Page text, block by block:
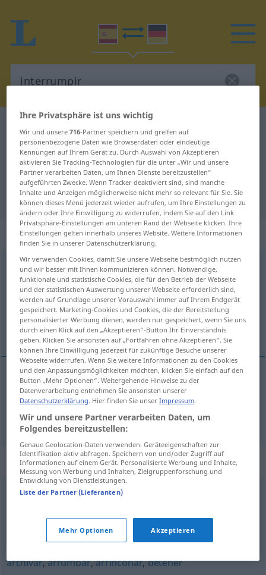
Spanisch-Deutsch Übersetzung für
"interrumpir"
"interrumpir" Deutsch Übersetzung
„interrumpir“: verbo transitivo
interrumpir [intɛrrumˈpir]v/t
Übersicht aller Übersetzungen
(Für mehr Details die Übersetzung anklicken/antippen)
unterbrechen, abbrechen
unterbrechen interrumpir
abbrechen interrumpir viaje
Synonyme für "interrumpir"
detener,parar,contener ,impedir,frenar
archivar,arrumbar,arrinconar,detener
Ihre Privatsphäre ist uns wichtig
Wir und unsere716-Partner speichern und greifen auf
personenbezogene Daten wie Browserdaten oder eindeutige
Kennungen auf Ihrem Gerät zu. Durch Auswahl von Akzeptieren
aktivieren Sie Tracking-Technologien für die unter „Wir und unsere
Partner verarbeiten Daten, um Ihnen Dienste bereitzustellen“
aufgeführten Zwecke. Wenn Tracker deaktiviert sind, sind manche
Inhalte und Anzeigen möglicherweise nicht mehr so relevant für Sie. Sie
können dieses Menü jederzeit wieder aufrufen, um Ihre Einstellungen zu
ändern oder Ihre Einwilligung zu widerrufen, indem Sie auf den Link
Privatsphäre-Einstellungen am unteren Rand der Webseite klicken. Ihre
Einstellungen gelten innerhalb unseres Website. Weitere Informationen
finden Sie in unserer Datenschutzerklärung.
Wir verwenden Cookies, damit Sie unsere Webseite bestmöglich nutzen
und wir besser mit Ihnen kommunizieren können. Notwendige,
funktionale und statistische Cookies, die für den Betrieb der Webseite
und der statistischen Auswertung unserer Webseite erforderlich sind,
werden auf Grundlage unserer Vorauswahl immer auf Ihrem Endgerät
gespeichert. Marketing-Cookies und Cookies, die der Bereitstellung
personalisierter Werbung dienen, werden nur gespeichert, wenn Sie uns
durch einen Klick auf den „Akzeptieren“-Button Ihr Einverständnis
geben. Klicken Sie ansonsten auf „Fortfahren ohne Akzeptieren“. Sie
können Ihre Einwilligung jederzeit für zukünftige Besuche unserer
Webseite widerrufen. Wenn Sie weitere Informationen zu den Cookies
und den Anpassungsmöglichkeiten möchten, klicken Sie einfach auf den
Button „Mehr Optionen“. Weitergehende Hinweise zu der
Datenverarbeitung entnehmen Sie ansonsten unserer
Datenschutzerklärung. Hier finden Sie unserImpressum.
Wir und unsere Partner verarbeiten Daten, um
Folgendes bereitzustellen:
Genaue Geolocation-Daten verwenden. Geräteeigenschaften zur
Identifikation aktiv abfragen. Speichern von und/oder Zugriff auf
Informationen auf einem Gerät. Personalisierte Werbung und Inhalte,
Messung von Werbung und Inhalten, Zielgruppenforschung und
Entwicklung von Dienstleistungen.
Liste der Partner (Lieferanten)
Mehr Optionen Akzeptieren